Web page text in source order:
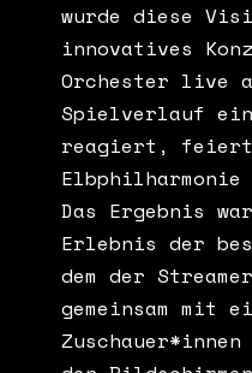
wurde diese
innovatives
Orchester live
Spielverlauf
reagiert,
Das Ergebnis
Erlebnis der
dem der
gemeinsam mit